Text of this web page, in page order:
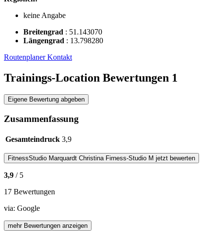
keine Angabe
Breitengrad : 51.143070
Längengrad : 13.798280
RoutenplanerKontakt
Trainings-Location Bewertungen 1
Eigene Bewertung abgeben
Zusammenfassung
Gesamteindruck 3,9
FitnessStudio Marquardt Christina Firness-Studio M jetzt bewerten
3,9 / 5
17 Bewertungen
via: Google
mehr Bewertungen anzeigen